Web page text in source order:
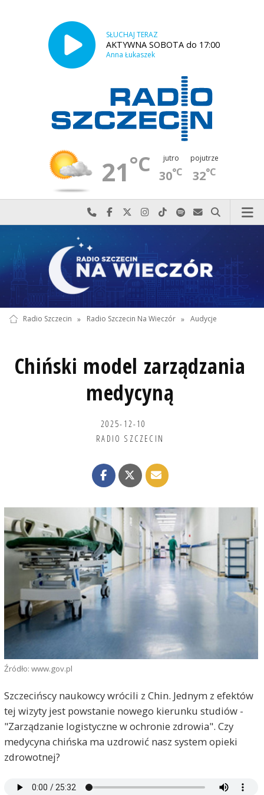
SŁUCHAJ TERAZ
AKTYWNA SOBOTA do 17:00
Anna Łukaszek
21°C jutro
30°C
pojutrze
32°C
Najlepiej po prostu do nas zadzwoń
Odwiedź nas na Facebook-u
Odwiedź nas na X
Odwiedź nas na Instagram-ie
Odwiedź nas na TikTok-u
Szukaj nas na Spotify
Wyślij do nas
Szukaj
Radio Szczecin » Radio Szczecin Na Wieczór » Audycje
Chiński model zarządzania
medycyną
2025-12-10
RADIO SZCZECIN
Źródło: www.gov.pl
Szczecińscy naukowcy wrócili z Chin. Jednym z efektów
tej wizyty jest powstanie nowego kierunku studiów -
"Zarządzanie logistyczne w ochronie zdrowia". Czy
medycyna chińska ma uzdrowić nasz system opieki
zdrowotnej?